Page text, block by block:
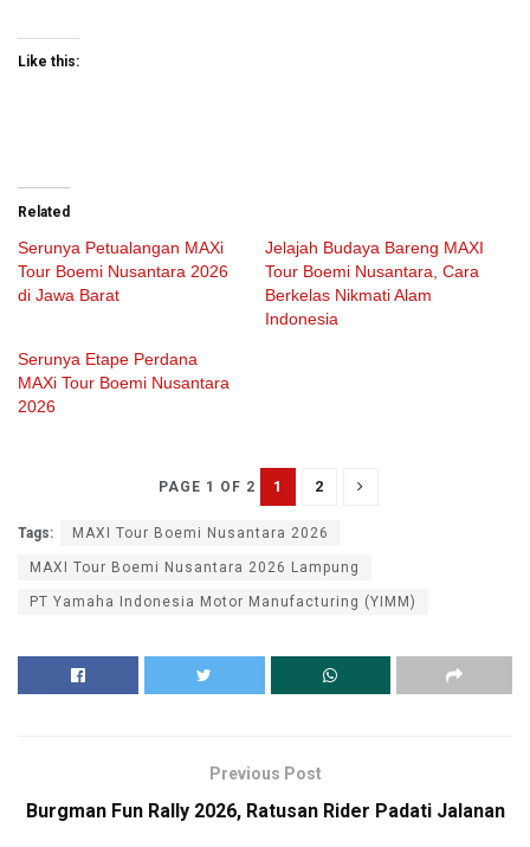
Like this:
Related
Serunya Petualangan MAXi
Tour Boemi Nusantara 2026
di Jawa Barat
Jelajah Budaya Bareng MAXI
Tour Boemi Nusantara, Cara
Berkelas Nikmati Alam
Indonesia
Serunya Etape Perdana
MAXi Tour Boemi Nusantara
2026
PAGE 1 OF 2 1 2
Tags: MAXI Tour Boemi Nusantara 2026
MAXI Tour Boemi Nusantara 2026 Lampung
PT Yamaha Indonesia Motor Manufacturing (YIMM)
Previous Post
Burgman Fun Rally 2026, Ratusan Rider Padati Jalanan